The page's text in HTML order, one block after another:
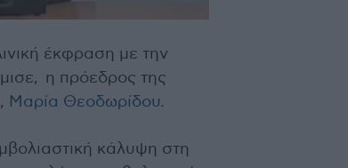
έκφραση με την
η πρόεδρος της
Μαρία Θεοδωρίδου.
κάλυψη στη